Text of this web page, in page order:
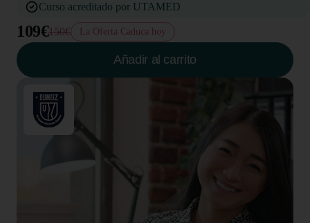
Curso acreditado por UTAMED
109€150€ La Oferta Caduca hoy
Añadir al carrito